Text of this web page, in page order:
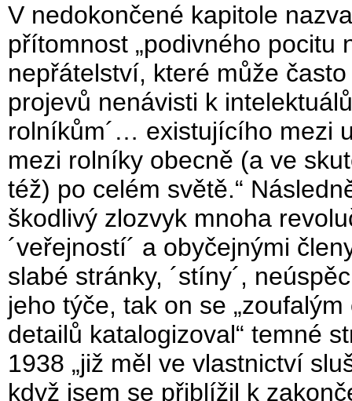
V nedokončené kapitole
přítomnost „podivného pocitu
nepřátelství, které může
projevů nenávisti k
rolníkům´… existujícího mezi
mezi rolníky obecně (a ve
též) po celém světě.“
škodlivý zlozvyk mnoha
´veřejností´ a obyčejnými
slabé stránky, ´stíny´,
jeho týče, tak on se
detailů katalogizoval“ temné
1938 „již měl ve vlastnictví
když jsem se přiblížil k